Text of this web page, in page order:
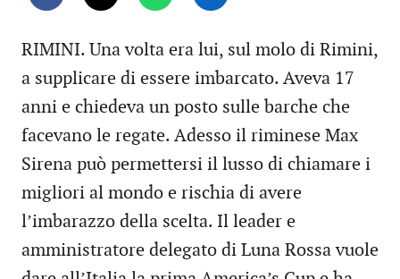
RIMINI. Una volta era lui, sul molo di Rimini,
a supplicare di essere imbarcato. Aveva 17
anni e chiedeva un posto sulle barche che
facevano le regate. Adesso il riminese Max
Sirena può permettersi il lusso di chiamare i
migliori al mondo e rischia di avere
l’imbarazzo della scelta. Il leader e
amministratore delegato di Luna Rossa vuole